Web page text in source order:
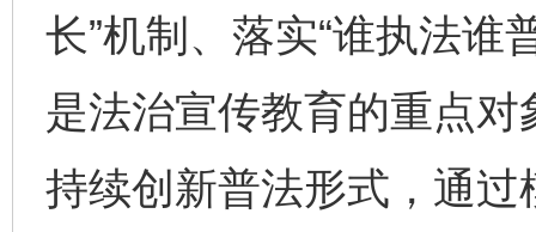
长”机制、落实“谁执法谁
是法治宣传教育的重点
持续创新普法形式，通